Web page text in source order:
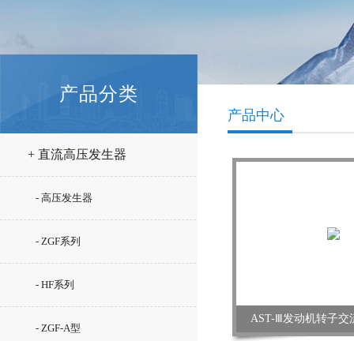
产品分类
+ 直流高压发生器
- 高压发生器
- ZGF系列
- HF系列
- ZGF-A型
产品中心
AST-Ⅲ发动机转子交